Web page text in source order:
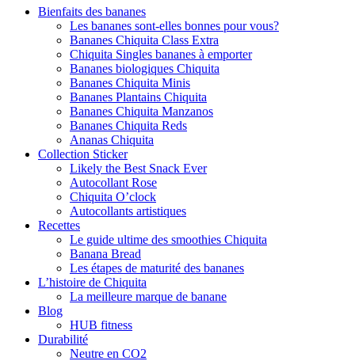
Bienfaits des bananes
Les bananes sont-elles bonnes pour vous?
Bananes Chiquita Class Extra
Chiquita Singles bananes à emporter
Bananes biologiques Chiquita
Bananes Chiquita Minis
Bananes Plantains Chiquita
Bananes Chiquita Manzanos
Bananes Chiquita Reds
Ananas Chiquita
Collection Sticker
Likely the Best Snack Ever
Autocollant Rose
Chiquita O’clock
Autocollants artistiques
Recettes
Le guide ultime des smoothies Chiquita
Banana Bread
Les étapes de maturité des bananes
L’histoire de Chiquita
La meilleure marque de banane
Blog
HUB fitness
Durabilité
Neutre en CO2